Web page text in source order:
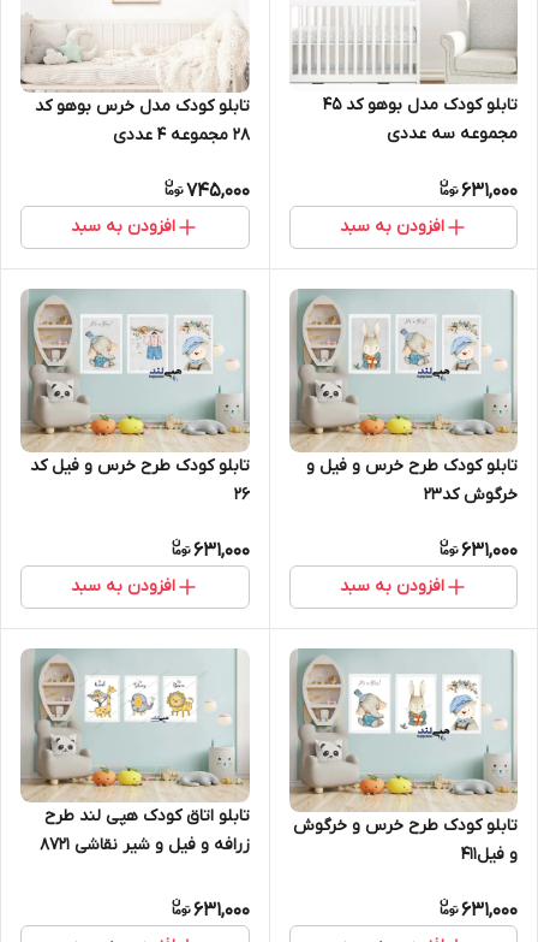
تابلو کودک مدل بوهو کد 45
مجموعه سه عددی
631,000
افزودن به سبد
تابلو کودک مدل خرس بوهو کد
28 مجموعه 4 عددی
745,000
افزودن به سبد
تابلو کودک طرح خرس و فیل و
خرگوش کد23
631,000
افزودن به سبد
تابلو کودک طرح خرس و فیل کد
26
631,000
افزودن به سبد
تابلو کودک طرح خرس و خرگوش
و فیل411
631,000
تابلو اتاق کودک هپی لند طرح
زرافه و فیل و شیر نقاشی 8721
631,000